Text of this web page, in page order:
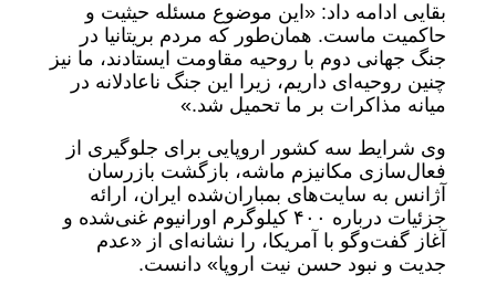
بقایی ادامه داد: «این موضوع مسئله حیثیت و
حاکمیت ماست. همان‌طور که مردم بریتانیا در
جنگ جهانی دوم با روحیه مقاومت ایستادند، ما نیز
چنین روحیه‌ای داریم، زیرا این جنگ ناعادلانه در
میانه مذاکرات بر ما تحمیل شد.»
وی شرایط سه کشور اروپایی برای جلوگیری از
فعال‌سازی مکانیزم ماشه، بازگشت بازرسان
آژانس به سایت‌های بمباران‌شده ایران، ارائه
جزئیات درباره ۴۰۰ کیلوگرم اورانیوم غنی‌شده و
آغاز گفت‌وگو با آمریکا، را نشانه‌ای از «عدم
جدیت و نبود حسن نیت اروپا» دانست.